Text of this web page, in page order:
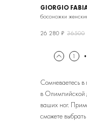
GIORGIO
босоножки
26 280 ₽ 36500
1
Сомневаетесь
в Олимпийской
ваших ног.
сможете